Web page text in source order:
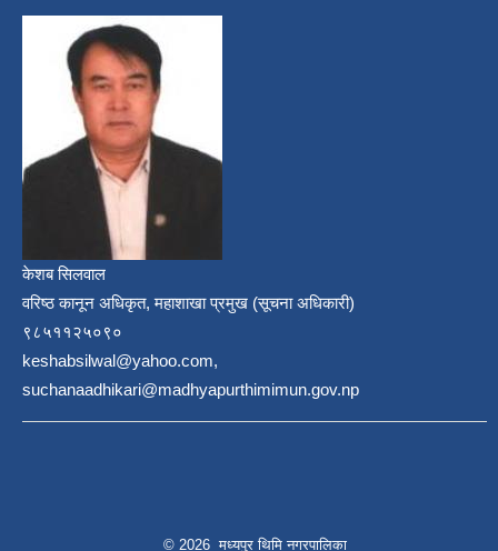
केशब सिलवाल
वरिष्ठ कानून अधिकृत, महाशाखा प्रमुख (सूचना अधिकारी)
९८५११२५०९०
keshabsilwal@yahoo.com,
suchanaadhikari@madhyapurthimimun.gov.np
© 2026 मध्यपुर थिमि नगरपालिका